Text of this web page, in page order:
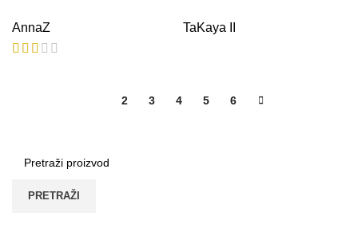
PRETRAŽI
AnnaZ TaKaya II
2 3 4 5 6